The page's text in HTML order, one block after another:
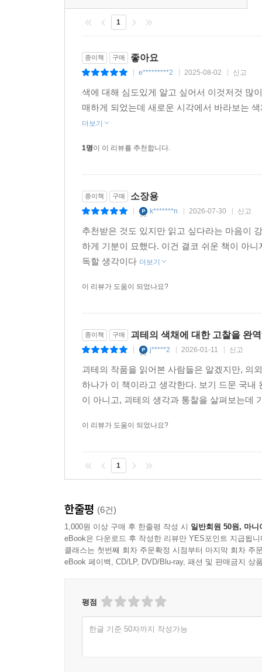
1
종이책 구매 좋아요
e*********2 2025-08-02 신고
색에 대해 심도있게 알고 싶어서 이것저것 많
매하게 되었는데 새로운 시각에서 바라보는
더보기
1명이 이 리뷰를 추천합니다.
종이책 구매 소장용
k*******n 2026-07-30 신고
추천받은 것도 있지만 읽고 싶다라는 마음이
하게 기분이 묘했다. 이건 결코 쉬운 책이 아
독할 생각이다 더보기
이 리뷰가 도움이 되었나요?
종이책 구매 괴테의 색채에 대한 고찰을 완
j*****2 2026-01-11 신고
괴테의 작품을 읽어본 사람들은 알겠지만, 의
하나가 이 책이라고 생각한다. 보기 드문 국내
이 아니고, 괴테의 생각과 통찰을 살펴보는데
이 리뷰가 도움이 되었나요?
1
한줄평 (6건)
1,000원 이상 구매 후 한줄평 작성 시 일반회원 50원, 마니
eBook은 다운로드 후 작성한 리뷰만 YES포인트 지급됩니
클래스는 첫번째 회차 주문확정 시점부터 마지막 회차 주
eBook 페이백, CD/LP, DVD/Blu-ray, 패션 및 판매금지 상
평점
한글 기준 50자까지 작성가능